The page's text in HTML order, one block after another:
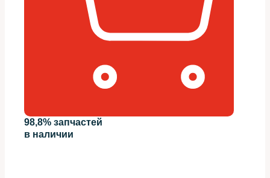
98,8% запчастей
в наличии